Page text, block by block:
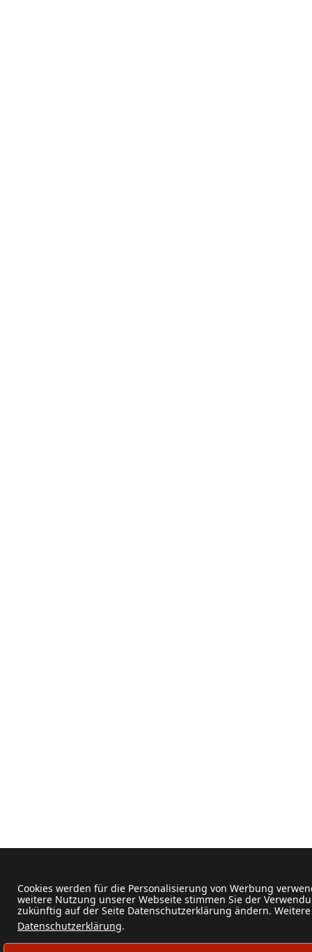
Cookies werden für die Personalisierung von Werbung
weitere Nutzung unserer Webseite stimmen Sie der
zukünftig auf der Seite Datenschutzerklärung ändern.
Datenschutzerklärung.